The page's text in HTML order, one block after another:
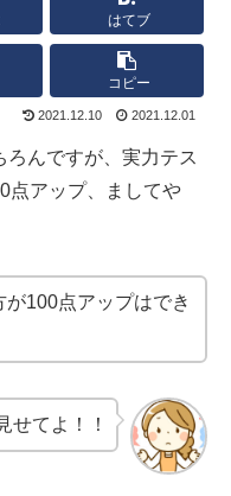
はてブ
コピー
2021.12.10 2021.12.01
んですが、実力テス
点アップ、ましてや
100点アップはでき
せてよ！！